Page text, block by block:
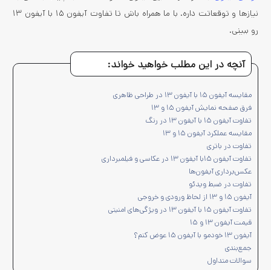
نیازها و توقعاتت داره. با ما همراه باش تا تفاوت آیفون ۱۵ با آیفون ۱۳
رو ببینی.
آنچه در این مطلب خواهید خواند:
مقایسه آیفون ۱۵ با آیفون ۱۳ در طراحی ظاهری
فرق صفحه نمایش آیفون ۱۵ و ۱۳
تفاوت آیفون ۱۵ با آیفون ۱۳ در رنگ
مقایسه عملکرد آیفون ۱۵ و ۱۳
تفاوت در باتری
تفاوت آیفون ۱۵با آیفون ۱۳ در عکاسی و فیلمبرداری
عکس‌برداری آیفون‌ها
تفاوت در ضبط ویدئو
آیفون ۱۵ و ۱۳ از لحاظ ورودی و خروجی
تفاوت آیفون ۱۵ با آیفون ۱۳ در ویژگی‌های امنیتی
قیمت آیفون ۱۳ و ۱۵
آیفون ۱۳ خودمو با آیفون ۱۵ عوض کنم؟
جمع‌بندی
سوالات متداول